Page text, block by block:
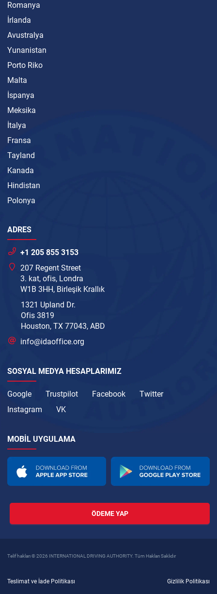
Romanya
İrlanda
Avustralya
Yunanistan
Porto Riko
Malta
İspanya
Meksika
İtalya
Fransa
Tayland
Kanada
Hindistan
Polonya
ADRES
+1 205 855 3153
207 Regent Street
3. kat, ofis, Londra
W1B 3HH, Birleşik Krallık
1321 Upland Dr.
Ofis 3819
Houston, TX 77043, ABD
info@idaoffice.org
SOSYAL MEDYA HESAPLARIMIZ
Google Trustpilot Facebook
Twitter
Instagram
VK
MOBIL UYGULAMA
ÖDEME YAP
Telif hakları © 2026 INTERNATIONAL DRIVING AUTHORITY. Tüm Hakları Saklıdır
Teslimat ve İade Politikası Gizlilik Politikası